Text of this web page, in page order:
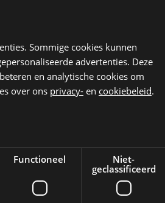
Sommige cookies kunnen
advertenties. Deze
en analytische cookies om
over ons privacy- en cookiebeleid.
Functioneel
Niet-
geclassificeerd